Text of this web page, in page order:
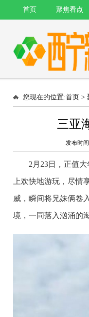
首页 聚焦看点
您现在的位置:首页 >
三亚
发布时
2月23日，正值
上欢快地游玩，尽
威，瞬间将兄妹俩卷
境，一同落入汹涌的